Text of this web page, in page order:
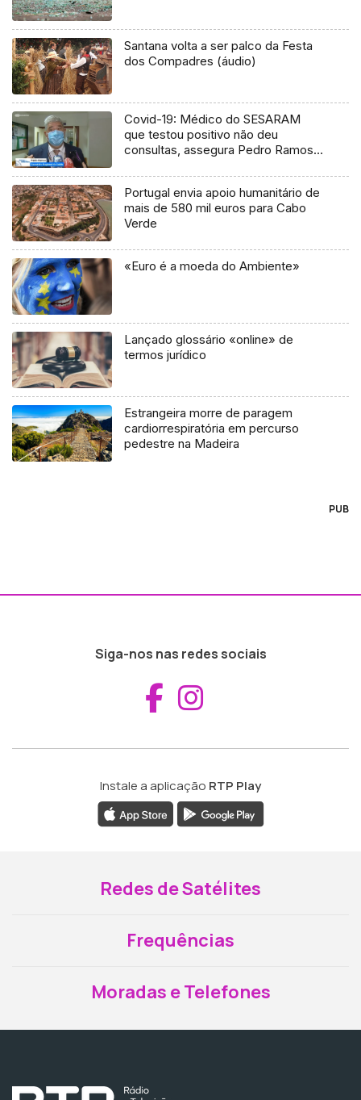
Santana volta a ser palco da Festa
dos Compadres (áudio)
Covid-19: Médico do SESARAM
que testou positivo não deu
consultas, assegura Pedro Ramos
Portugal envia apoio humanitário de
mais de 580 mil euros para Cabo
Verde
«Euro é a moeda do Ambiente»
Lançado glossário «online» de
termos jurídico
Estrangeira morre de paragem
cardiorrespiratória em percurso
pedestre na Madeira
PUB
Siga-nos nas redes sociais
Aceder ao
Instale a aplicação RTP Play
Redes de Satélites
Frequências
Moradas e Telefones